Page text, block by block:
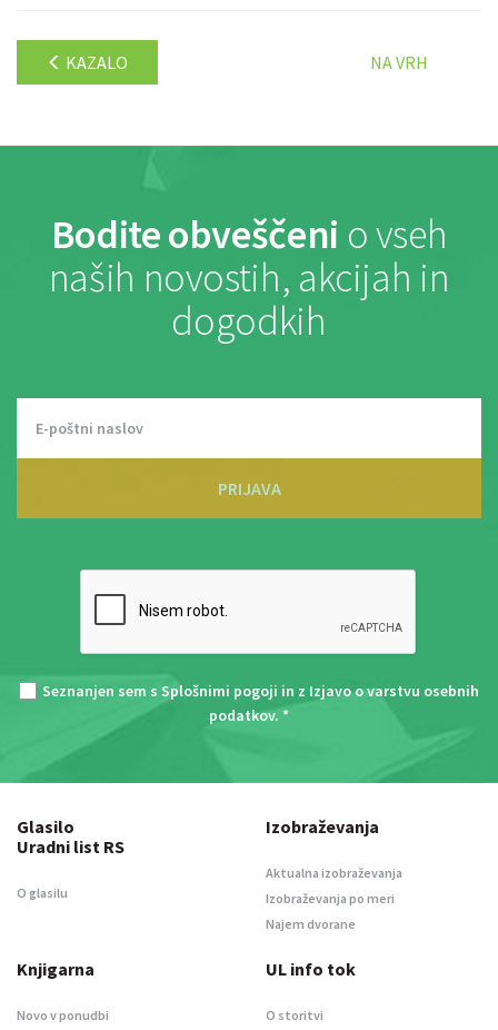
KAZALO NA VRH
Bodite obveščeni o vseh
naših novostih, akcijah in
dogodkih
PRIJAVA
Seznanjen sem s Splošnimi pogoji in z Izjavo o varstvu osebnih
podatkov. *
Glasilo
Uradni list RS
O glasilu
Izobraževanja
Aktualna izobraževanja
Izobraževanja po meri
Najem dvorane
Knjigarna
Novo v ponudbi
UL info tok
O storitvi